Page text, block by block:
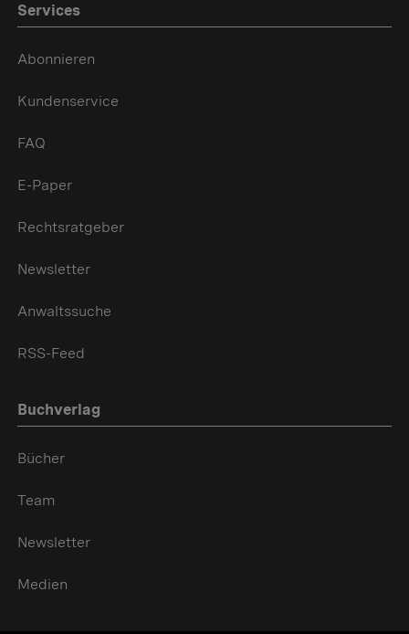
Services
Abonnieren
Kundenservice
FAQ
E-Paper
Rechtsratgeber
Newsletter
Anwaltssuche
RSS-Feed
Buchverlag
Bücher
Team
Newsletter
Medien